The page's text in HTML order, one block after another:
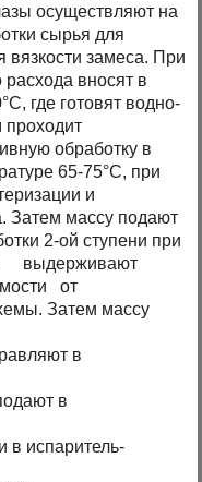
осуществляют на
сырья для
замеса. При
вносят в
где готовят водно-
проходит
обработку в
65-75°С, при
и
Затем массу подают
2-ой ступени при
выдерживают
от
Затем массу
в
в
в испаритель-